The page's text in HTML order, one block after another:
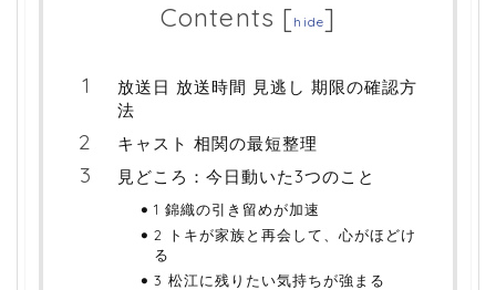
Contents [hide]
放送日 放送時間 見逃し 期限の確認方
法
キャスト 相関の最短整理
見どころ：今日動いた3つのこと
1 錦織の引き留めが加速
2 トキが家族と再会して、心がほどけ
る
3 松江に残りたい気持ちが強まる